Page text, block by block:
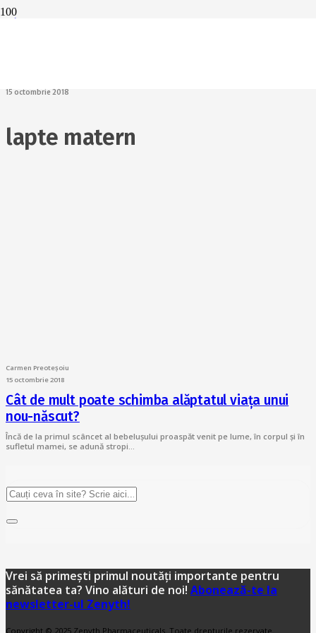
15 octombrie 2018
lapte matern
Carmen Preoteșoiu
15 octombrie 2018
Cât de mult poate schimba alăptatul viața unui
nou-născut?
Încă de la primul scâncet al bebelușului proaspăt venit pe lume, în corpul și în
sufletul mamei, se adună stropi…
Vrei să primești primul noutăți importante pentru
sănătatea ta? Vino alături de noi! Abonează-te la
newsletter-ul Zenyth!
Copyright © 2025 Zenyth Pharmaceuticals. Toate drepturile rezervate.